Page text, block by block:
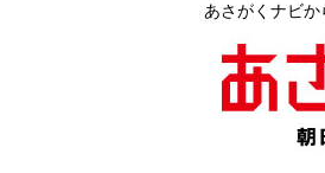
あさがくナビ